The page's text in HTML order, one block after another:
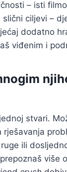
– isti
slični ciljevi –
dodatno
viđenim i
stvari.
rješavanja
ili
više